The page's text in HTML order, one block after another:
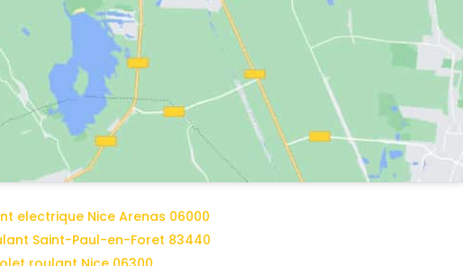
electrique Nice Arenas 06000
Saint-Paul-en-Foret 83440